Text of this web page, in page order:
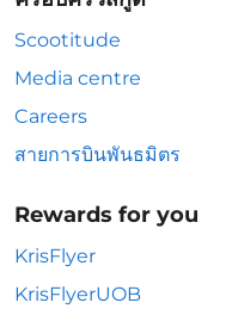
Scootitude
Media centre
Careers
สายการบินพันธมิตร
Rewards for you
KrisFlyer
KrisFlyerUOB